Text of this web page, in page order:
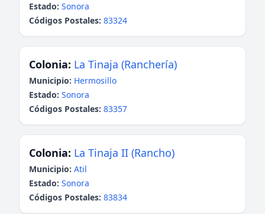
Estado: Sonora
Códigos Postales: 83324
Colonia: La Tinaja (Ranchería)
Municipio: Hermosillo
Estado: Sonora
Códigos Postales: 83357
Colonia: La Tinaja II (Rancho)
Municipio: Atil
Estado: Sonora
Códigos Postales: 83834